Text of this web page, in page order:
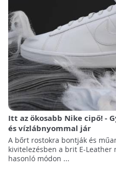
Itt az ökosabb Nike cipő! -
és vízlábnyommal jár
A bőrt rostokra bontják és
kivitelezésben a brit E-Leather
hasonló módon ...